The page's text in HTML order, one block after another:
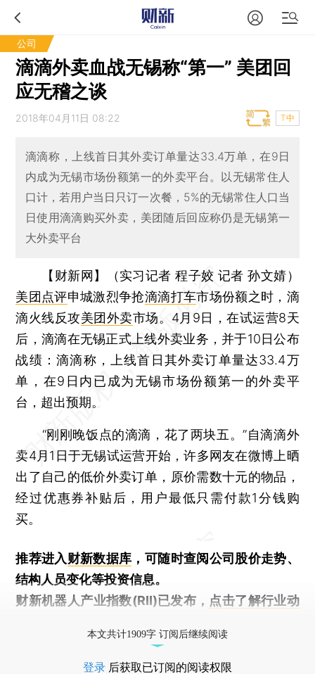
公司
滴滴外卖血战无锡称“第一” 美团回
应无稽之谈
2018年04月11日 08:22 T中
滴滴称，上线首日其外卖订单量达33.4万单，在9日
内成为无锡市场份额第一的外卖平台。以无锡常住人
口计，若用户当日只订一次餐，5%的无锡常住人口当
日使用滴滴购买外卖，美团随后回应称仍是无锡第一
大外卖平台
【财新网】（实习记者 程子姣 记者 孙文婧）
美团点评申城激烈争抢滴滴打车市场份额之时，滴
滴火线反攻美团外卖市场。4月9日，在试运营8天
后，滴滴在无锡正式上线外卖业务，并于10日公布
战绩：滴滴称，上线首日其外卖订单量达33.4万
单，在9日内已成为无锡市场份额第一的外卖平
台，超出预期。
“刚刚晚饭点的滴滴，花了两块五。”自滴滴外
卖4月1日于无锡试运营开始，许多网友在微博上晒
出了自己的低价外卖订单，原价需数十元的物品，
经过优惠券补贴后，用户最低只需付款1分钱购
买。
推荐进入财新数据库 ，可随时查阅公司股价走势、
结构人员变化等投资信息。
财新机器人产业指数(RII)已发布， 点击了解行业动
本文共计1909字 订阅后继续阅读
登录 后获取已订阅的阅读权限